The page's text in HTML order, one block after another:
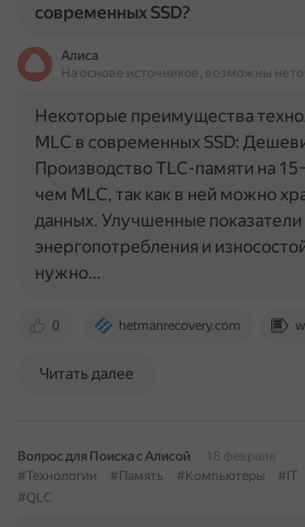
современных SSD?
Алиса
На основе источников, возможны
0 hetmanrecovery.com
Некоторые преимущества
MLC в современных SSD:
Производство TLC-памяти на
чем MLC, так как в ней можно
данных. Улучшенные показатели
энергопотребления и
нужно…
Читать далее
Вопрос для Поиска с Алисой
18 февраля
#Технологии
#Память #Компьютеры #IT
#QLC